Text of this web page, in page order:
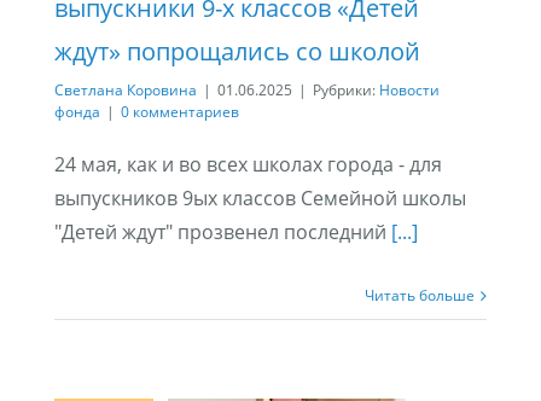
выпускники 9-х классов «Детей
ждут» попрощались со школой
Светлана Коровина | 01.06.2025 | Рубрики: Новости
фонда | 0 комментариев
24 мая, как и во всех школах города - для
выпускников 9ых классов Семейной школы
"Детей ждут" прозвенел последний [...]
Читать больше